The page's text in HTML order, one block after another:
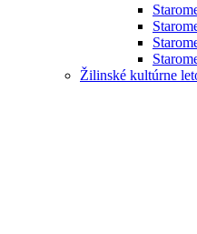
Žilinské kultúrne